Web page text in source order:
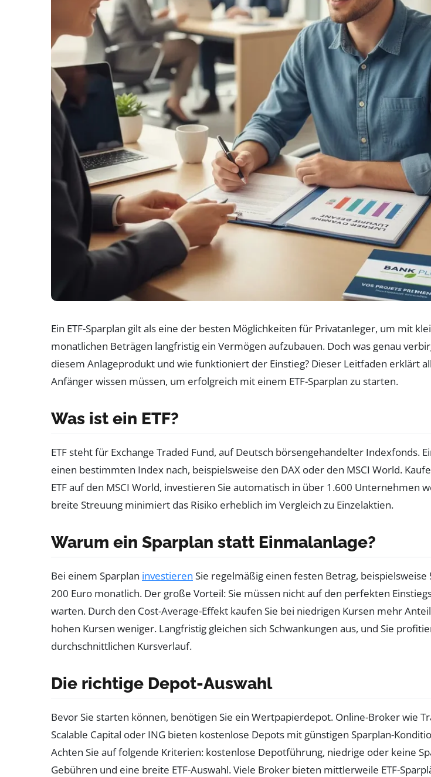
Ein ETF-Sparplan gilt als eine der besten Möglichkeiten für Privatanleger, um mit
monatlichen Beträgen langfristig ein Vermögen aufzubauen. Doch was genau
diesem Anlageprodukt und wie funktioniert der Einstieg? Dieser Leitfaden erklärt
Anfänger wissen müssen, um erfolgreich mit einem ETF-Sparplan zu starten.
Was ist ein ETF?
ETF steht für Exchange Traded Fund, auf Deutsch börsengehandelter Indexfonds.
einen bestimmten Index nach, beispielsweise den DAX oder den MSCI World.
ETF auf den MSCI World, investieren Sie automatisch in über 1.600 Unternehmen
breite Streuung minimiert das Risiko erheblich im Vergleich zu Einzelaktien.
Warum ein Sparplan statt Einmalanlage?
Bei einem Sparplan investieren Sie regelmäßig einen festen Betrag, beispielsweise
200 Euro monatlich. Der große Vorteil: Sie müssen nicht auf den perfekten
warten. Durch den Cost-Average-Effekt kaufen Sie bei niedrigen Kursen mehr
hohen Kursen weniger. Langfristig gleichen sich Schwankungen aus, und Sie
durchschnittlichen Kursverlauf.
Die richtige Depot-Auswahl
Bevor Sie starten können, benötigen Sie ein Wertpapierdepot. Online-Broker wie
Scalable Capital oder ING bieten kostenlose Depots mit günstigen Sparplan-
Achten Sie auf folgende Kriterien: kostenlose Depotführung, niedrige oder keine
Gebühren und eine breite ETF-Auswahl. Viele Broker bieten mittlerweile ETF-